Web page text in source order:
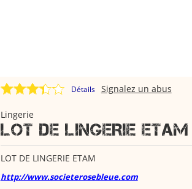
Détails Signalez un abus
Lingerie
LOT DE LINGERIE ETAM
LOT DE LINGERIE ETAM
http://www.societerosebleue.com